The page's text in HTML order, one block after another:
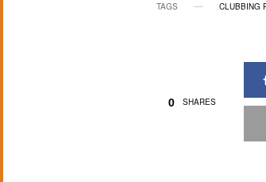
TAGS CLUBBING
0 SHARES